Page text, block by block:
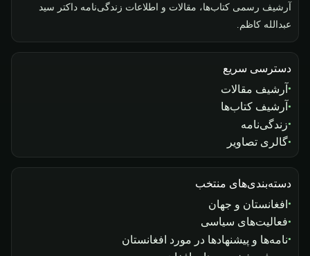
آرشیف رسمی کتاب‌ها، مقالات و اطلاعات زندگی‌نامه داکتر سید
عبدالله کاظم.
دسترسی سریع
آرشیف مقالات
آرشیف کتاب‌ها
زندگی‌نامه
گالری تصاویر
دسته‌بندی‌های منتخب
افغانستان و جهان
فعالیت‌های سیاسی
نامه‌ها و پیشنهادها در مورد افغانستان